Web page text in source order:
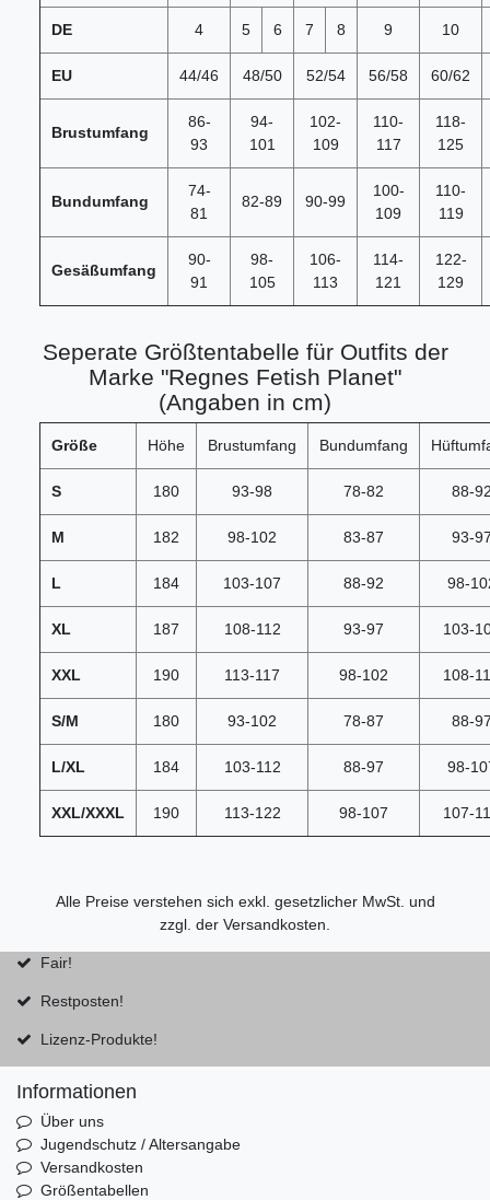
DE 4 5 6 7 8 9 10
EU 44/46 48/50 52/54 56/58 60/62
Brustumfang
86-
93
94-
101
102-
109
110-
117
118-
125
Bundumfang
74-
81
82-89 90-99
100-
109
110-
119
Gesäßumfang
90-
91
98-
105
106-
113
114-
121
122-
129
Seperate Größtentabelle für Outfits der
Marke "Regnes Fetish Planet"
(Angaben in cm)
Größe Höhe Brustumfang Bundumfang
S 180 93-98 78-82 88-
M 182 98-102 83-87 93-
L 184 103-107 88-92 98-
XL 187 108-112 93-97 103-
XXL 190 113-117 98-102 108-
S/M 180 93-102 78-87 88-
L/XL 184 103-112 88-97 98-
XXL/XXXL 190 113-122 98-107 107-
Alle Preise verstehen sich exkl. gesetzlicher MwSt. und
zzgl. der Versandkosten
Fair!
Restposten!
Lizenz-Produkte!
Informationen
Über uns
Jugendschutz / Altersangabe
Versandkosten
Größentabellen